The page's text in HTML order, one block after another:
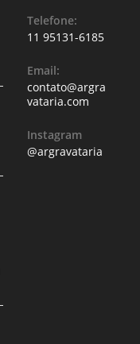
Telefone:
11 95131-6185
Email:
contato@argra
vataria.com
Instagram
@argravataria